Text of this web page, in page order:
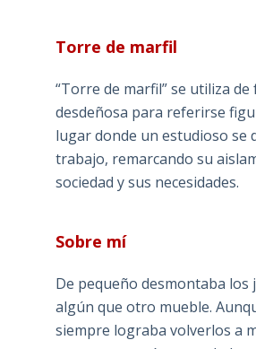
Torre de marfil
“Torre de marfil” se utiliza de
desdeñosa para referirse
lugar donde un estudioso se
trabajo, remarcando su
sociedad y sus necesidades.
Sobre mí
De pequeño desmontaba los
algún que otro mueble.
siempre lograba volverlos a